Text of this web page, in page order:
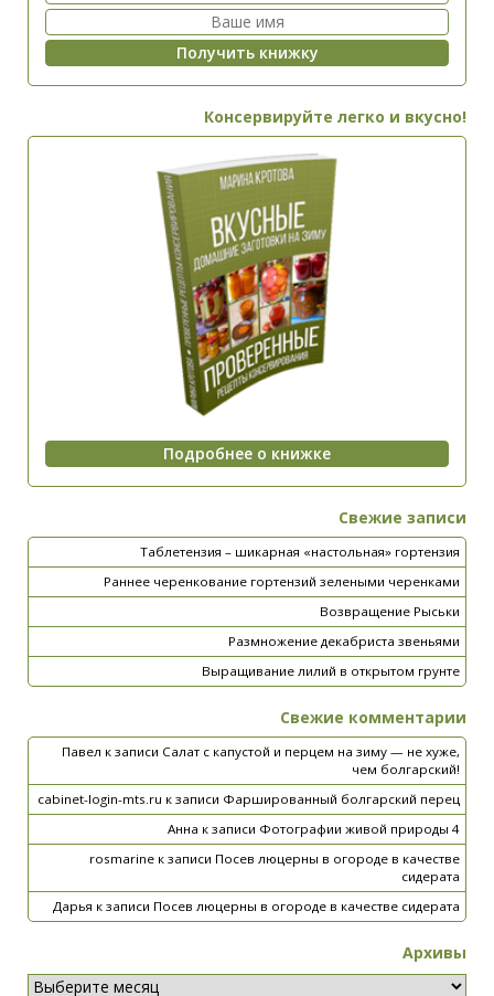
Консервируйте легко и вкусно!
Свежие записи
Таблетензия – шикарная «настольная» гортензия
Раннее черенкование гортензий зелеными черенками
Возвращение Рыськи
Размножение декабриста звеньями
Выращивание лилий в открытом грунте
Свежие комментарии
Павел к записи Салат с капустой и перцем на зиму — не хуже,
чем болгарский!
cabinet-login-mts.ru к записи Фаршированный болгарский перец
Анна к записи Фотографии живой природы 4
rosmarine к записи Посев люцерны в огороде в качестве
сидерата
Дарья к записи Посев люцерны в огороде в качестве сидерата
Архивы